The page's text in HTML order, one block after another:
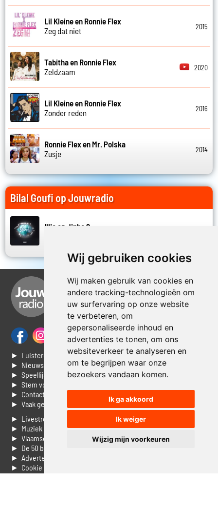
Wij gebruiken cookies
Wij maken gebruik van cookies en
andere tracking-technologieën om
uw surfervaring op onze website
te verbeteren, om
gepersonaliseerde inhoud en
advertenties te tonen, om ons
websiteverkeer te analyseren en
om te begrijpen waar onze
bezoekers vandaan komen.
Ik ga akkoord
Ik weiger
Wijzig mijn voorkeuren
Lil Kleine en Ronnie Flex
Zeg dat niet
2015
Tabitha en Ronnie Flex
Zeldzaam
2020
Lil Kleine en Ronnie Flex
Zonder reden
2016
Ronnie Flex en Mr. Polska
Zusje
2014
Bilal Goufi op Jouwradio
Illie en Jinho 9
► Luisteren naar Jouwradio
► Nieuws
► Speellijst
► Stem voor de Dag top 3
► Contacteer ons
► Vaak gestelde vragen
► Livestream informatie
► Muziek opzoeken
► Vlaamse 100 Aller tijden
► De 50 beste van...
► Adverteren op Jouwradio
► Cookie voorkeuren wijzigen